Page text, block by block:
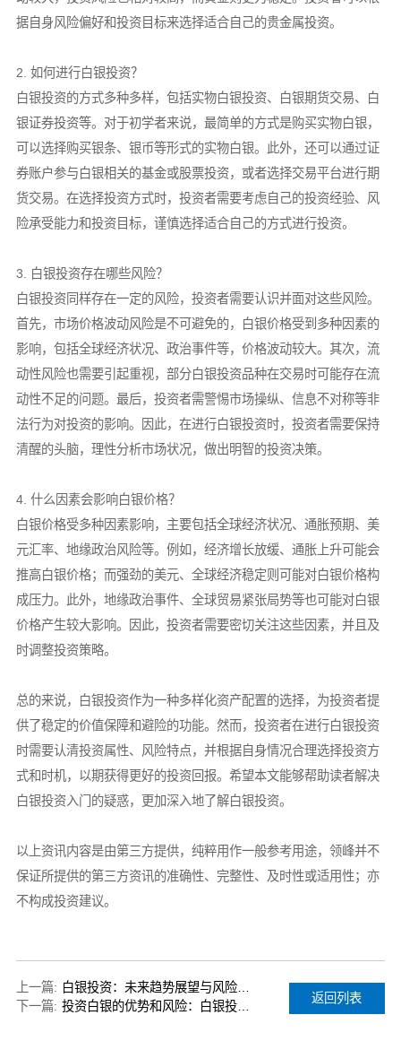
据自身风险偏好和投资目标来选择适合自己的贵金属投资。
2. 如何进行白银投资？
白银投资的方式多种多样，包括实物白银投资、白银期货交易、白
银证券投资等。对于初学者来说，最简单的方式是购买实物白银，
可以选择购买银条、银币等形式的实物白银。此外，还可以通过证
券账户参与白银相关的基金或股票投资，或者选择交易平台进行期
货交易。在选择投资方式时，投资者需要考虑自己的投资经验、风
险承受能力和投资目标，谨慎选择适合自己的方式进行投资。
3. 白银投资存在哪些风险？
白银投资同样存在一定的风险，投资者需要认识并面对这些风险。
首先，市场价格波动风险是不可避免的，白银价格受到多种因素的
影响，包括全球经济状况、政治事件等，价格波动较大。其次，流
动性风险也需要引起重视，部分白银投资品种在交易时可能存在流
动性不足的问题。最后，投资者需警惕市场操纵、信息不对称等非
法行为对投资的影响。因此，在进行白银投资时，投资者需要保持
清醒的头脑，理性分析市场状况，做出明智的投资决策。
4. 什么因素会影响白银价格？
白银价格受多种因素影响，主要包括全球经济状况、通胀预期、美
元汇率、地缘政治风险等。例如，经济增长放缓、通胀上升可能会
推高白银价格；而强劲的美元、全球经济稳定则可能对白银价格构
成压力。此外，地缘政治事件、全球贸易紧张局势等也可能对白银
价格产生较大影响。因此，投资者需要密切关注这些因素，并且及
时调整投资策略。
总的来说，白银投资作为一种多样化资产配置的选择，为投资者提
供了稳定的价值保障和避险的功能。然而，投资者在进行白银投资
时需要认清投资属性、风险特点，并根据自身情况合理选择投资方
式和时机，以期获得更好的投资回报。希望本文能够帮助读者解决
白银投资入门的疑惑，更加深入地了解白银投资。
以上资讯内容是由第三方提供，纯粹用作一般参考用途，领峰并不
保证所提供的第三方资讯的准确性、完整性、及时性或适用性；亦
不构成投资建议。
上一篇:
白银投资：未来趋势展望与风险分析
下一篇:
投资白银的优势和风险：白银投资入门全面解析
返回列表